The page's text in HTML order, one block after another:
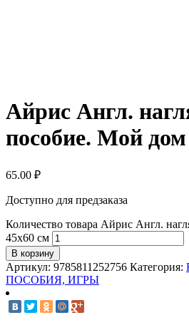
Айрис Англ.
пособие. Мой
65.00 ₽
Доступно для предзаказа
Количество товара Айрис Англ.
45х60 см
В корзину
Артикул: 9785811252756 Категория:
ПОСОБИЯ, ИГРЫ